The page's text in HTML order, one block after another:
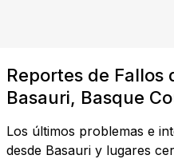
Reportes de Fallos
Basauri, Basque
Los últimos problemas e
desde Basauri y lugares